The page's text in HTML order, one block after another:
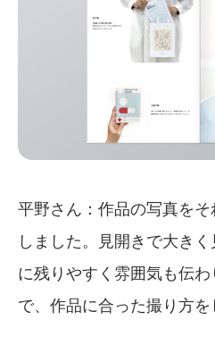
平野さん：作品の写真を
しました。見開きで大き
に残りやすく雰囲気も伝
で、作品に合った撮り方を